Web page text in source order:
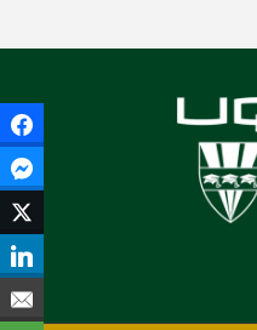
Facebook Messenger